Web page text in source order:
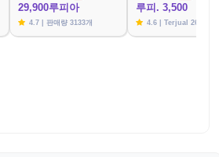
29,900루피아
4.7 | 판매량 3133개
루피. 3,500
4.6 | Terjual 2617